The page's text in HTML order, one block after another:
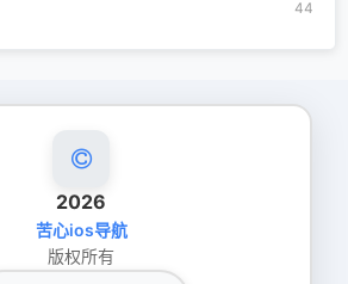
44
2026
苦心ios导航
版权所有